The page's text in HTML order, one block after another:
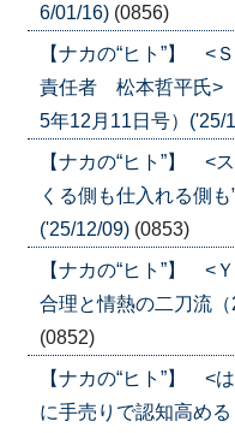
6/01/16) (0856)
【ナカの“ヒト”】 <
責任者 松本哲平氏>
5年12月11日号）('25/
【ナカの“ヒト”】
くる側も仕入れる側も
('25/12/09) (0853)
【ナカの“ヒト”】
合理と情熱の二刀流
(0852)
【ナカの“ヒト”】
に手売りで認知高め